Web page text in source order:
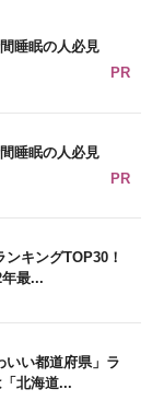
睡眠の人必見
PR
睡眠の人必見
PR
ンキングTOP30！
最...
いい都道府県」ラ
北海道...